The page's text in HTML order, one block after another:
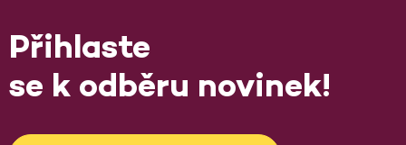
Přihlaste
se k odběru novinek!